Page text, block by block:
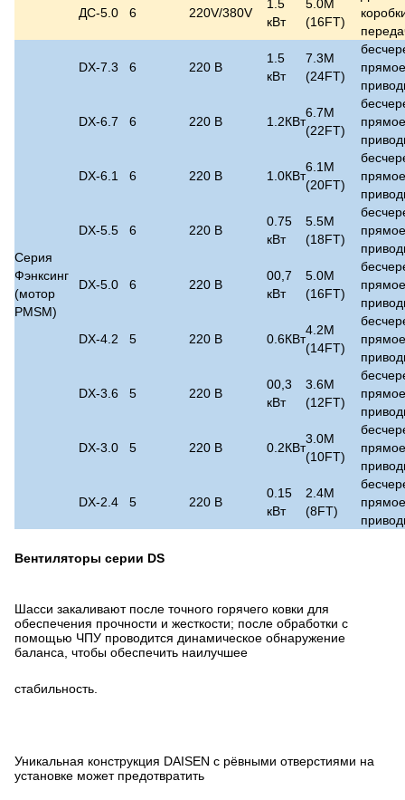
ДС-5.0 6 220V/380V
1.5
кВт
5.0M
(16FT)
Серия
Фэнксинг
(мотор
PMSM)
DX-7.3 6 220 В
1.5
кВт
7.3M
(24FT)
прямое
DX-6.7 6 220 В 1.2КВт
6.7M
(22FT)
прямое
DX-6.1 6 220 В 1.0КВт
6.1M
(20FT)
прямое
DX-5.5 6 220 В
0.75
кВт
5.5M
(18FT)
прямое
DX-5.0 6 220 В
00,7
кВт
5.0M
(16FT)
прямое
DX-4.2 5 220 В 0.6КВт
4.2M
(14FT)
прямое
DX-3.6 5 220 В
00,3
кВт
3.6M
(12FT)
прямое
DX-3.0 5 220 В 0.2КВт
3.0M
(10FT)
прямое
DX-2.4 5 220 В
0.15
кВт
2.4M
(8FT)
прямое
Вентиляторы серии DS
Шасси закаливают после точного горячего ковки для
обеспечения прочности и жесткости; после обработки с
помощью ЧПУ проводится динамическое обнаружение
баланса, чтобы обеспечить наилучшее
стабильность.
Уникальная конструкция DAISEN с рёвными отверстиями на
установке может предотвратить